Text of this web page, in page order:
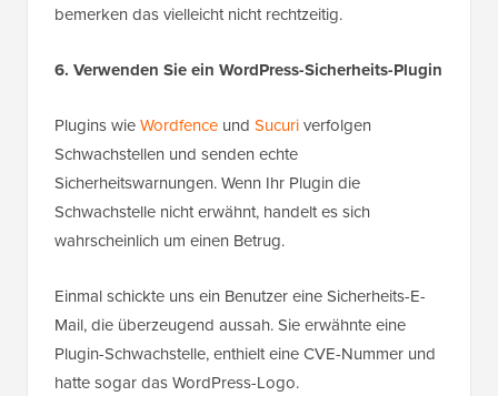
bemerken das vielleicht nicht rechtzeitig.
6. Verwenden Sie ein WordPress-Sicherheits-Plugin
Plugins wieWordfence und Sucuriverfolgen
Schwachstellen und senden echte
Sicherheitswarnungen. Wenn Ihr Plugin die
Schwachstelle nicht erwähnt, handelt es sich
wahrscheinlich um einen Betrug.
Einmal schickte uns ein Benutzer eine Sicherheits-E-
Mail, die überzeugend aussah. Sie erwähnte eine
Plugin-Schwachstelle, enthielt eine CVE-Nummer und
hatte sogar das WordPress-Logo.